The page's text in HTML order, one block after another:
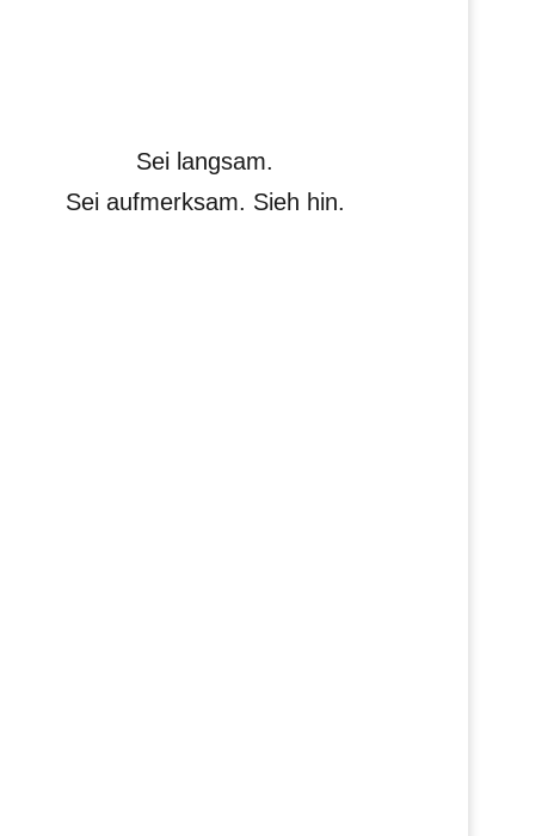
Sei langsam.
Sei aufmerksam. Sieh hin.